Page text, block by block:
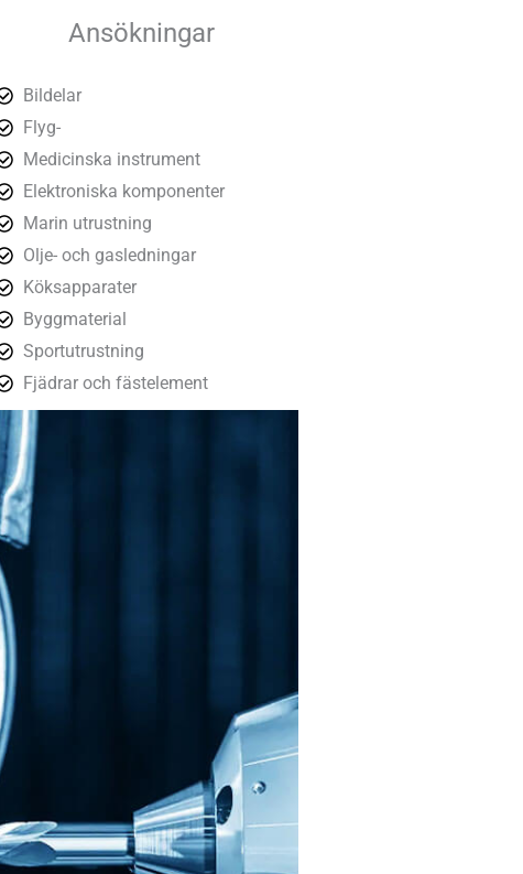
Ansökningar
Bildelar
Flyg-
Medicinska instrument
Elektroniska komponenter
Marin utrustning
Olje- och gasledningar
Köksapparater
Byggmaterial
Sportutrustning
Fjädrar och fästelement